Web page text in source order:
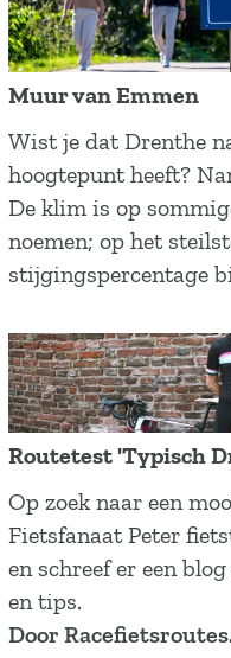
r
o
u
e
s
i
n
D
e
n
t
h
e
r
i
e
:
O
p
F
i
t
s
e
i
D
r
e
n
t
Muur van Emmen
M
u
u
r
v
n
E
m
m
e
n
Wist je dat Drenthe
hoogtepunt heeft?
De klim is op
noemen; op het
stijgingspercentage
Routetest 'Typisch
R
o
u
t
e
Op zoek naar een
Fietsfanaat Peter
en schreef er een
en tips.
Door